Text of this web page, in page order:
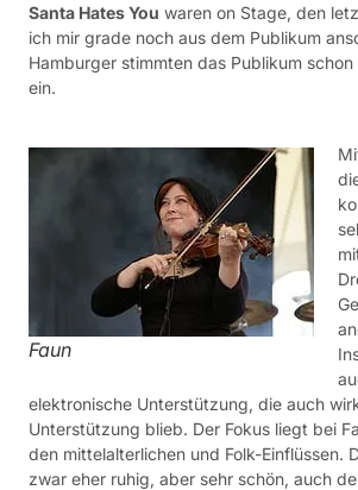
Santa Hates You waren on Stage, den
ich mir grade noch aus dem Publikum
Hamburger stimmten das Publikum
ein.
Faun
elektronische Unterstützung, die auch
Unterstützung blieb. Der Fokus liegt bei
den mittelalterlichen und Folk-Einflüssen.
zwar eher ruhig, aber sehr schön, auch